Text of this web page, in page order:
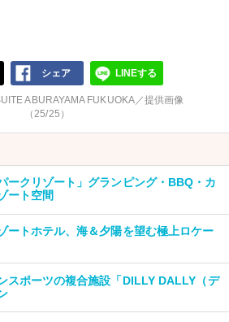
シェア LINEする
ABURAYAMA FUKUOKA／提供画像
（25/25）
ークリゾート」グランピング・BBQ・カ
ート空間
ートホテル、海＆夕陽を望む極上ロケー
スポーツの複合施設「DILLY DALLY（デ